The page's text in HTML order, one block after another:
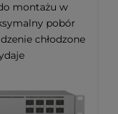
montażu w
pobór
chłodzone